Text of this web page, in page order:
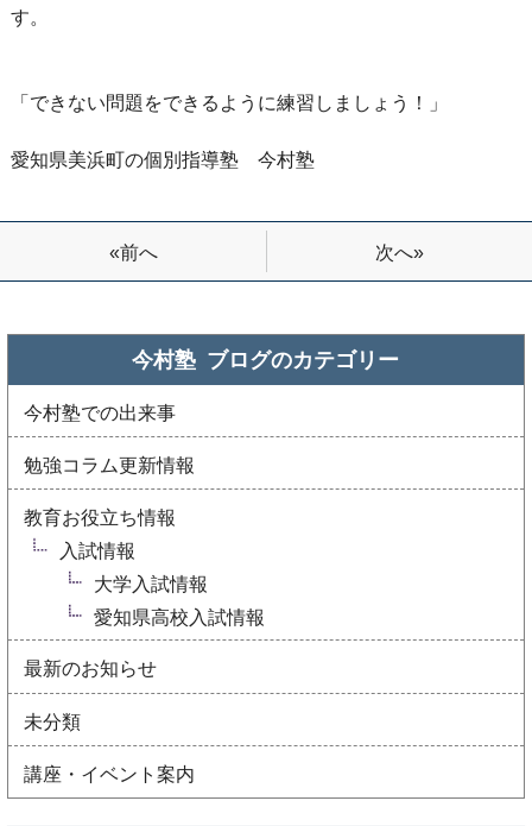
す。
「できない問題をできるように練習しましょう！」
愛知県美浜町の個別指導塾 今村塾
«前へ 次へ»
今村塾 ブログのカテゴリー
今村塾での出来事
勉強コラム更新情報
教育お役立ち情報
入試情報
大学入試情報
愛知県高校入試情報
最新のお知らせ
未分類
講座・イベント案内